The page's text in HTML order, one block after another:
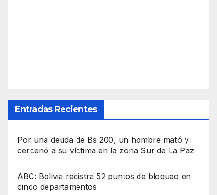
Entradas Recientes
Por una deuda de Bs 200, un hombre mató y
cercenó a su víctima en la zona Sur de La Paz
ABC: Bolivia registra 52 puntos de bloqueo en
cinco departamentos